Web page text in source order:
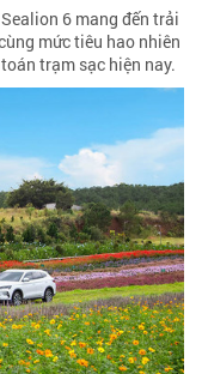
6 mang đến trải
mức tiêu hao nhiên
trạm sạc hiện nay.